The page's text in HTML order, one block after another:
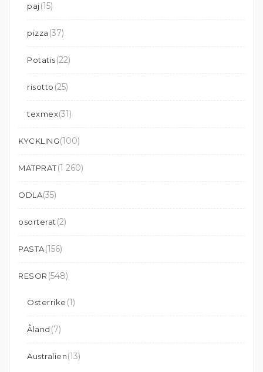
paj(15)
pizza (37)
Potatis(22)
risotto (25)
texmex(31)
KYCKLING(100)
MATPRAT(1 260)
ODLA(35)
osorterat (2)
PASTA(156)
RESOR (548)
Österrike (1)
Åland (7)
Australien(13)